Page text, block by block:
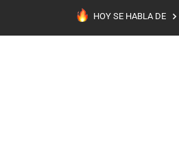
HOY SE HABLA DE